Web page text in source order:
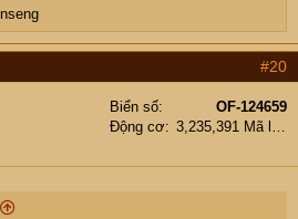
#20
Biển số
OF-124659
Động cơ
3,235,391 Mã lực